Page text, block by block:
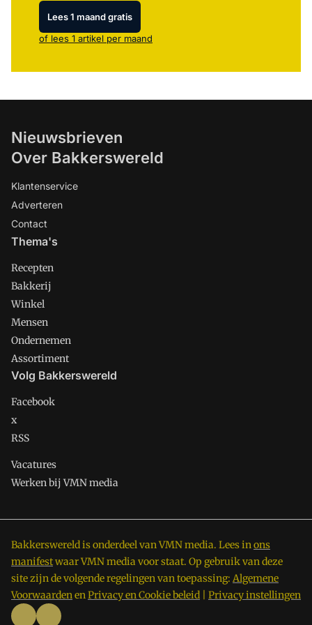
Lees 1 maand gratis
of lees 1 artikel per maand
Nieuwsbrieven
Over Bakkerswereld
Klantenservice
Adverteren
Contact
Thema's
Recepten
Bakkerij
Winkel
Mensen
Ondernemen
Assortiment
Volg Bakkerswereld
Facebook
x
RSS
Vacatures
Werken bij VMN media
Bakkerswereld is onderdeel van VMN media. Lees inons
manifestwaar VMN media voor staat. Op gebruik van deze
site zijn de volgende regelingen van toepassing: Algemene
VoorwaardenenPrivacy en Cookie beleid Privacy instellingen